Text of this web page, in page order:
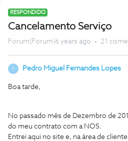
RESPONDIDO
Cancelamento Serviço
Forum|Forum|6 years ago 21
P Pedro Miguel Fernandes Lopes
Boa tarde,
No passado mês de Dezembro de
do meu contrato com a NOS.
Entrei aqui no site e, na área de